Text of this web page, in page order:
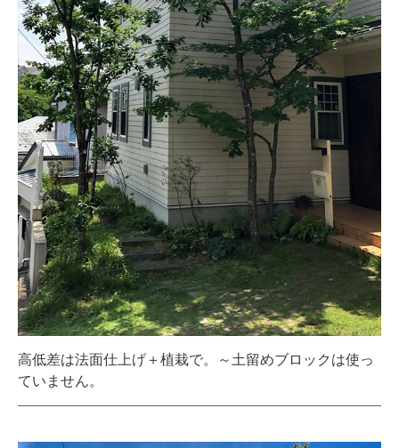
高低差は法面仕上げ＋植栽で。～土留めブロックは使っ
ていません。